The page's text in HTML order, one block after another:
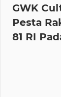
GWK
Pesta
81 RI